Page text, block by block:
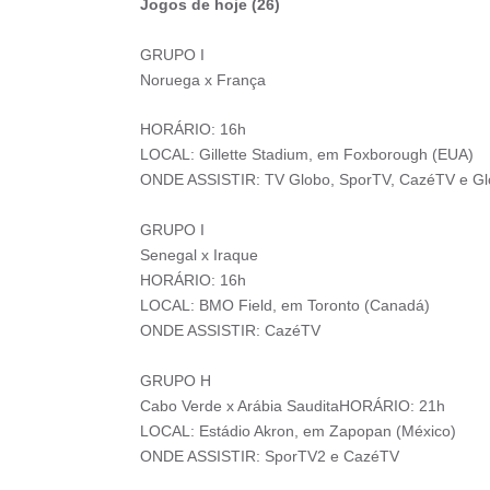
Jogos de hoje (26)
GRUPO I
Noruega x França
HORÁRIO: 16h
LOCAL: Gillette Stadium, em Foxborough (EUA)
ONDE ASSISTIR: TV Globo, SporTV, CazéTV e
GRUPO I
Senegal x Iraque
HORÁRIO: 16h
LOCAL: BMO Field, em Toronto (Canadá)
ONDE ASSISTIR: CazéTV
GRUPO H
Cabo Verde x Arábia SauditaHORÁRIO: 21h
LOCAL: Estádio Akron, em Zapopan (México)
ONDE ASSISTIR: SporTV2 e CazéTV